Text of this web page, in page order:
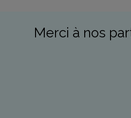
Merci à nos